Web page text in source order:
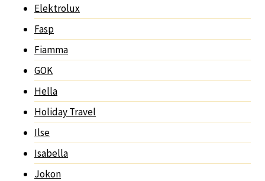
Elektrolux
Fasp
Fiamma
GOK
Hella
Holiday Travel
Ilse
Isabella
Jokon